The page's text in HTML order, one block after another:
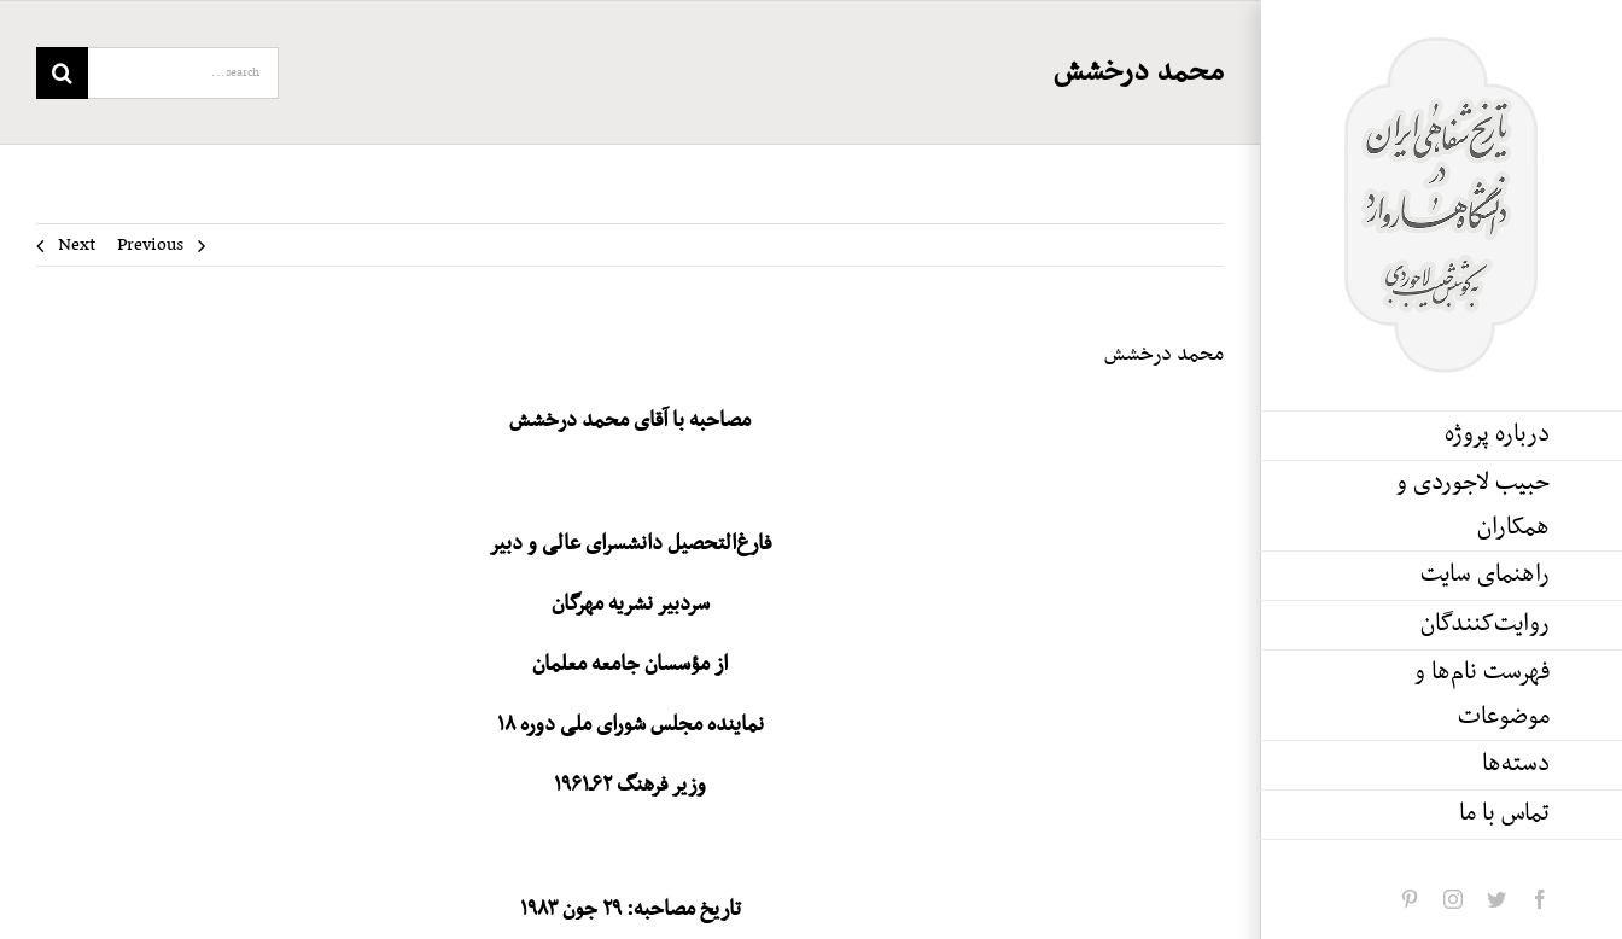
درباره پروژه
حبیب لاجوردی و
همکاران
راهنمای سایت
روایت‌کنندگان
فهرست نام‌ها و
موضوعات
دسته‌ها
تماس با ما
facebook
twitter
instagram
محمد درخشش
Search
for:
Previous
Next
محمد درخشش
مصاحبه با آقای محمد درخشش
فارغ‌التحصیل دانش‎سرای عالی و دبیر
سردبیر نشریه مهرگان
از مؤسسان جامعه معلمان
نماینده مجلس شورای ملی دوره ۱۸
وزیر فرهنگ ۶۲ـ۱۹۶۱
تاریخ مصاحبه: ۲۹ جون ۱۹۸۳